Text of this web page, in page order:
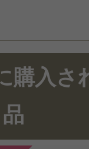
ミ
購入さ
品